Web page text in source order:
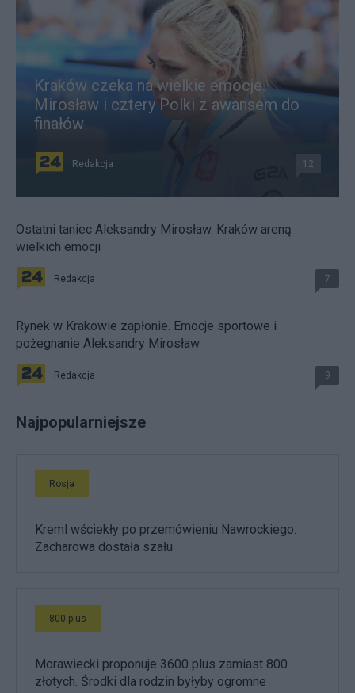
Kraków czeka na wielkie emocje.
Mirosław i cztery Polki z awansem do
finałów
Redakcja 12
Ostatni taniec Aleksandry Mirosław. Kraków areną
wielkich emocji
Redakcja 7
Rynek w Krakowie zapłonie. Emocje sportowe i
pożegnanie Aleksandry Mirosław
Redakcja 9
Najpopularniejsze
Rosja
Kreml wściekły po przemówieniu Nawrockiego.
Zacharowa dostała szału
800 plus
Morawiecki proponuje 3600 plus zamiast 800
złotych. Środki dla rodzin byłyby ogromne